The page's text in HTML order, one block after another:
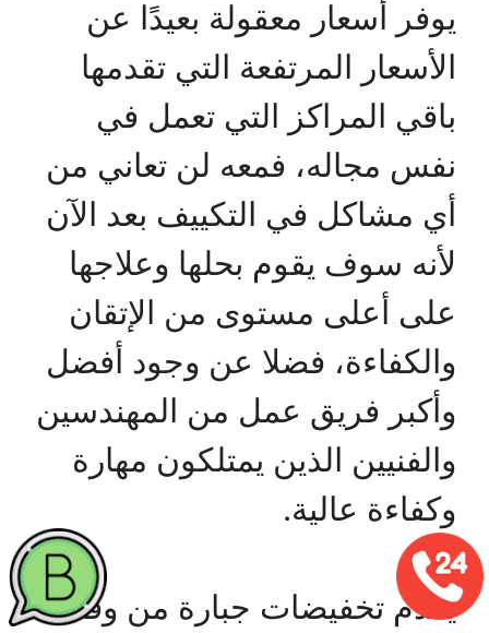
يوفر أسعار معقولة بعيدًا عن
الأسعار المرتفعة التي تقدمها
باقي المراكز التي تعمل في
نفس مجاله، فمعه لن تعاني من
أي مشاكل في التكييف بعد الآن
لأنه سوف يقوم بحلها وعلاجها
على أعلى مستوى من الإتقان
والكفاءة، فضلا عن وجود أفضل
وأكبر فريق عمل من المهندسين
والفنيين الذين يمتلكون مهارة
وكفاءة عالية.
يقدم تخفيضات جبارة من وقت